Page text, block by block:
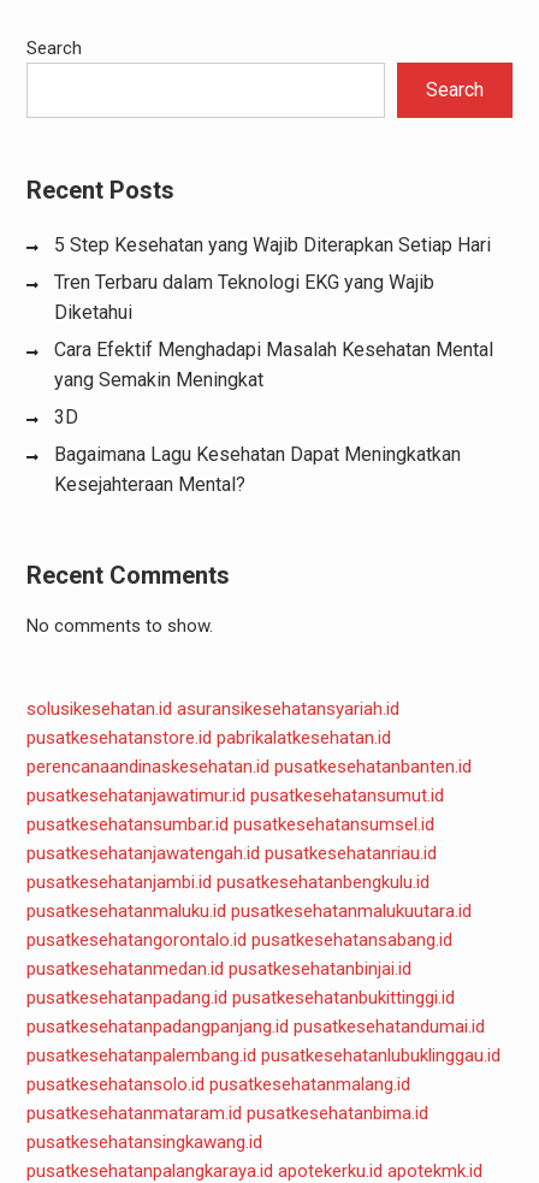
Search
Search
Recent Posts
5 Step Kesehatan yang Wajib Diterapkan Setiap Hari
Tren Terbaru dalam Teknologi EKG yang Wajib
Diketahui
Cara Efektif Menghadapi Masalah Kesehatan Mental
yang Semakin Meningkat
3D
Bagaimana Lagu Kesehatan Dapat Meningkatkan
Kesejahteraan Mental?
Recent Comments
No comments to show.
solusikesehatan.id asuransikesehatansyariah.id
pusatkesehatanstore.id pabrikalatkesehatan.id
perencanaandinaskesehatan.id pusatkesehatanbanten.id
pusatkesehatanjawatimur.id pusatkesehatansumut.id
pusatkesehatansumbar.id pusatkesehatansumsel.id
pusatkesehatanjawatengah.id pusatkesehatanriau.id
pusatkesehatanjambi.id pusatkesehatanbengkulu.id
pusatkesehatanmaluku.id pusatkesehatanmalukuutara.id
pusatkesehatangorontalo.id pusatkesehatansabang.id
pusatkesehatanmedan.id pusatkesehatanbinjai.id
pusatkesehatanpadang.id pusatkesehatanbukittinggi.id
pusatkesehatanpadangpanjang.id pusatkesehatandumai.id
pusatkesehatanpalembang.id pusatkesehatanlubuklinggau.id
pusatkesehatansolo.id pusatkesehatanmalang.id
pusatkesehatanmataram.id pusatkesehatanbima.id
pusatkesehatansingkawang.id
pusatkesehatanpalangkaraya.id apotekerku.id apotekmk.id